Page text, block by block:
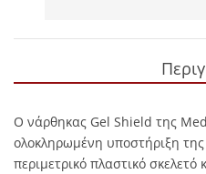
Ο νάρθηκας Gel Shield της
ολοκληρωμένη υποστήριξη
περιμετρικό πλαστικό